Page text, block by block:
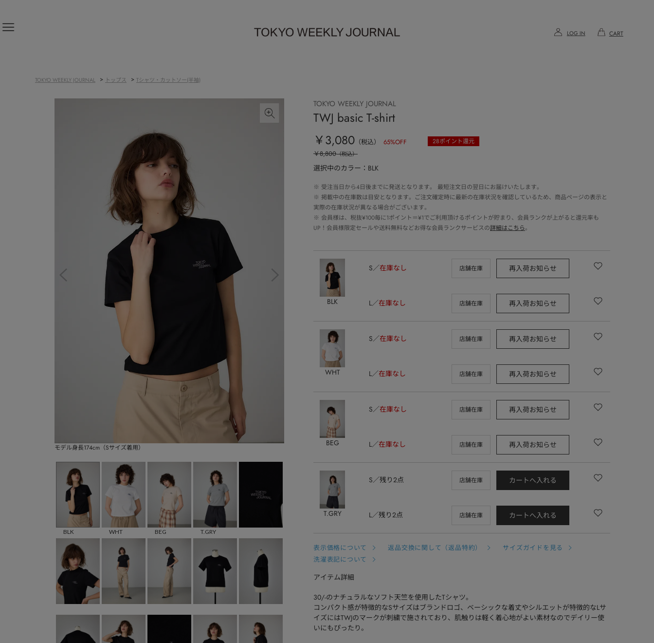
LOG IN CART
TOKYO WEEKLY JOURNAL > トップス > Tシャツ・カットソー(半袖)
モデル身長174cm（Sサイズ着用）
BLK WHT BEG T.GRY
TOKYO WEEKLY JOURNAL
TWJ basic T-shirt
￥3,080 （税込） 65%OFF 28ポイント還元
￥8,800（税込）
選択中のカラー：BLK
※ 受注当日から4日後までに発送となります。 最短注文日の翌日にお届けいたします。
※ 掲載中の在庫数は目安となります。ご注文確定時に最新の在庫状況を確認しているため、商品ページの表示と
実際の在庫状況が異なる場合がございます。
※ 会員様は、税抜¥100毎に1ポイント＝¥1でご利用頂けるポイントが貯まり、会員ランクが上がると還元率も
UP！会員様限定セールや送料無料などお得な会員ランクサービスの詳細はこちら。
BLK
S 在庫なし 店舗在庫 再入荷お知らせ
L 在庫なし 店舗在庫 再入荷お知らせ
WHT
S 在庫なし 店舗在庫 再入荷お知らせ
L 在庫なし 店舗在庫 再入荷お知らせ
BEG
S 在庫なし 店舗在庫 再入荷お知らせ
L 在庫なし 店舗在庫 再入荷お知らせ
T.GRY
S 残り2点 店舗在庫 カートへ入れる
L 残り2点 店舗在庫 カートへ入れる
表示価格について 返品交換に関して（返品特約）
サイズガイドを見る
洗濯表記について
アイテム詳細
30/-のナチュラルなソフト天竺を使用したTシャツ。
コンパクト感が特徴的なSサイズはブランドロゴ、ベーシックな着丈やシルエットが特徴的なLサ
イズにはTWJのマークが刺繍で施されており、肌触りは軽く着心地がよい素材なのでデイリー使
いにもぴったり。